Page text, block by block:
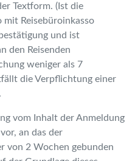
Textform. (Ist die
mit Reisebüroinkasso
und ist
den Reisenden
weniger als 7
die Verpflichtung einer
vom Inhalt der Anmeldung
an das der
von 2 Wochen gebunden